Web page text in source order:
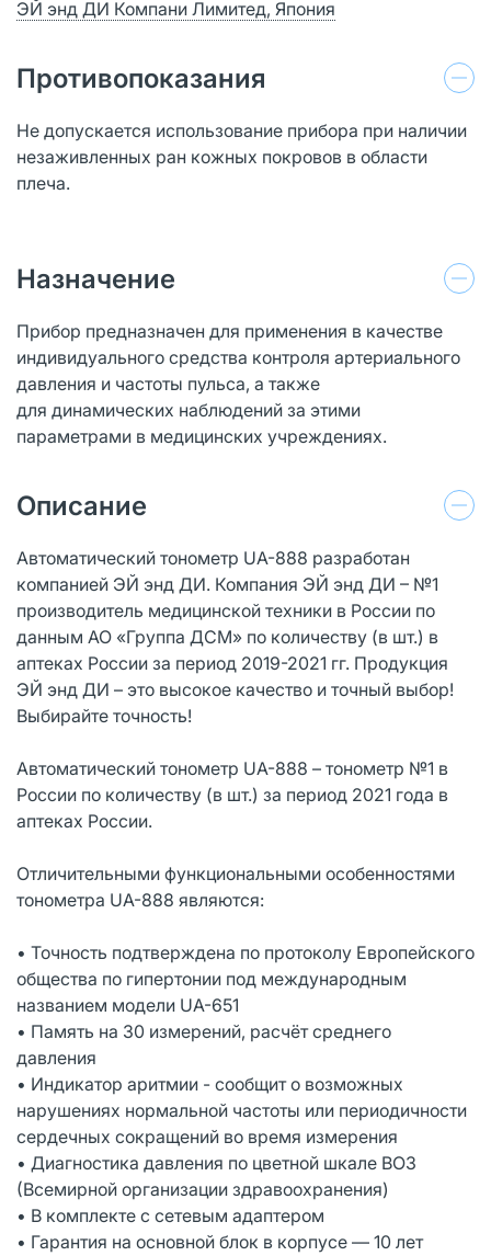
ЭЙ энд ДИ Компани Лимитед, Япония
Противопоказания
Не допускается использование прибора при наличии
незаживленных ран кожных покровов в области
плеча.
Назначение
Прибор предназначен для применения в качестве
индивидуального средства контроля артериального
давления и частоты пульса, а также
для динамических наблюдений за этими
параметрами в медицинских учреждениях.
Описание
Автоматический тонометр UА-888 разработан
компанией ЭЙ энд ДИ. Компания ЭЙ энд ДИ – №1
производитель медицинской техники в России по
данным АО «Группа ДСМ» по количеству (в шт.) в
аптеках России за период 2019-2021 гг. Продукция
ЭЙ энд ДИ – это высокое качество и точный выбор!
Выбирайте точность!
Автоматический тонометр UA-888 – тонометр №1 в
России по количеству (в шт.) за период 2021 года в
аптеках России.
Отличительными функциональными особенностями
тонометра UA-888 являются:
• Точность подтверждена по протоколу Европейского
общества по гипертонии под международным
названием модели UA-651
• Память на 30 измерений, расчёт среднего
давления
• Индикатор аритмии - сообщит о возможных
нарушениях нормальной частоты или периодичности
сердечных сокращений во время измерения
• Диагностика давления по цветной шкале ВОЗ
(Всемирной организации здравоохранения)
• В комплекте с сетевым адаптером
• Гарантия на основной блок в корпусе — 10 лет